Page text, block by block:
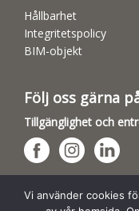
Hållbarhet
Integritetspolicy
BIM-objekt
Följ oss gärna
Tillgänglighet och
Hundsporthallar
Vi använder cookies